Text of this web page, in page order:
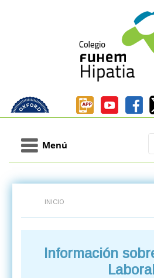
Menú
INICIO
Información
Laboral